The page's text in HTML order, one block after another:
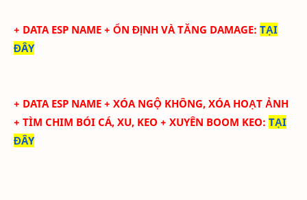
+ DATA ESP NAME + ỔN ĐỊNH VÀ TĂNG DAMAGE: TẠI
ĐÂY
+ DATA ESP NAME + XÓA NGỘ KHÔNG, XÓA HOẠT ẢNH
+ TÌM CHIM BÓI CÁ, XU, KEO + XUYÊN BOOM KEO: TẠI
ĐÂY